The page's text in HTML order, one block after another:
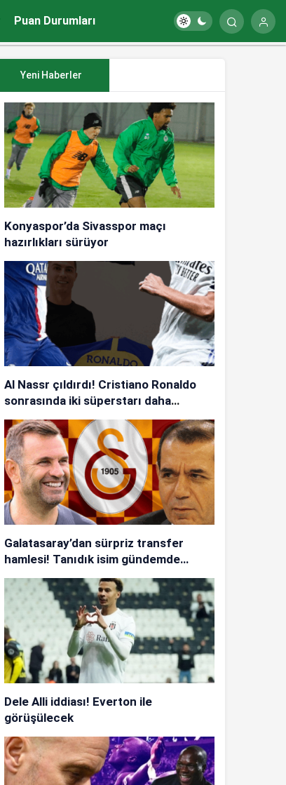
Puan Durumları
Yeni Haberler
Konyaspor’da Sivasspor maçı
hazırlıkları sürüyor
Al Nassr çıldırdı! Cristiano Ronaldo
sonrasında iki süperstarı daha
istiyorlar…
Galatasaray’dan sürpriz transfer
hamlesi! Tanıdık isim gündemde…
Dele Alli iddiası! Everton ile
görüşülecek